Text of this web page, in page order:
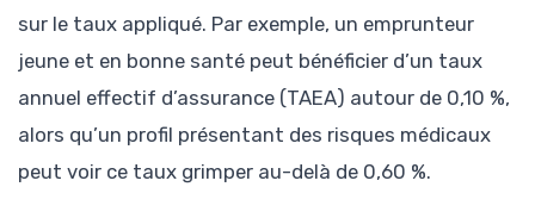
sur le taux appliqué. Par exemple, un emprunteur
jeune et en bonne santé peut bénéficier d’un taux
annuel effectif d’assurance (TAEA) autour de 0,10 %,
alors qu’un profil présentant des risques médicaux
peut voir ce taux grimper au-delà de 0,60 %.